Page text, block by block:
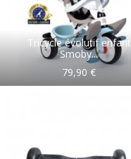
Tricycle évolutif enfant
Smoby...
79,90 €